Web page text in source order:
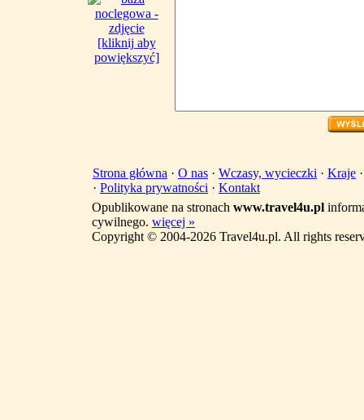
[kliknij aby
powiększyć]
Strona główna · O nas · Wczasy, wycieczki · Kraje
· Polityka prywatności · Kontakt
Opublikowane na stronach www.travel4u.pl
cywilnego. więcej »
Copyright © 2004-2026 Travel4u.pl. All rights